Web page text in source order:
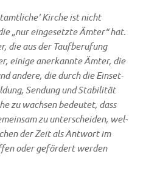
Kir­che ist nicht
„nur ein­ge­setz­te Ämter“ hat.
die aus der Tauf­be­ru­fung
eini­ge aner­kann­te Ämter, die
ande­re, die durch die Ein­set­
Sen­dung und Sta­bi­li­tät
zu wach­sen bedeu­tet, dass
zu unter­schei­den, wel­
der Zeit als Ant­wort im
oder geför­dert wer­den